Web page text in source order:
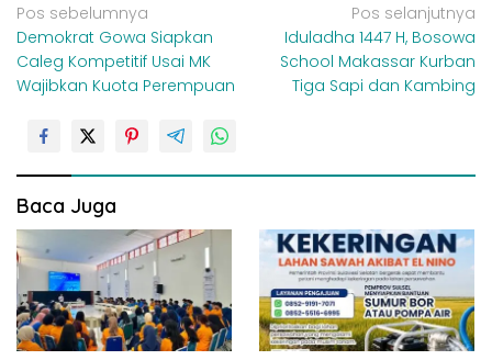
N
a
v
a
s
i
p
o
s
Pos sebelumnya
Demokrat Gowa Siapkan
Caleg Kompetitif Usai MK
Wajibkan Kuota Perempuan
Pos selanjutnya
Iduladha 1447 H, Bosowa
School Makassar Kurban
Tiga Sapi dan Kambing
Baca Juga